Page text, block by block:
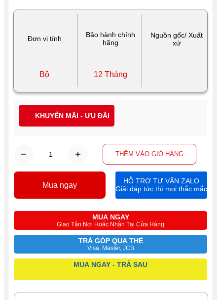
Đơn vị tính
Bảo hành chính
hãng
Nguồn gốc/ Xuất
xứ
Bộ 12 Tháng
THÊM VÀO GIỎ HÀNG
MUA NGAY
Giao Tận Nơi Hoặc Nhận Tại Cửa Hàng
TRẢ GÓP QUA THẺ
Visa, Master, JCB
MUA NGAY - TRẢ SAU
Mua ngay
HỖ TRỢ TƯ VẤN ZALO
Giải đáp tức thì mọi thắc mắc
KHUYẾN MÃI - ƯU ĐÃI